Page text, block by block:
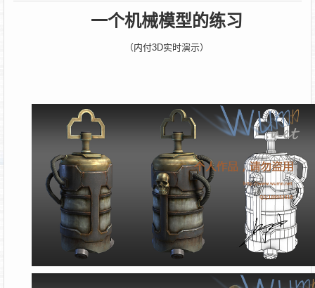
一个机械模型的练习
（内付3D实时演示）